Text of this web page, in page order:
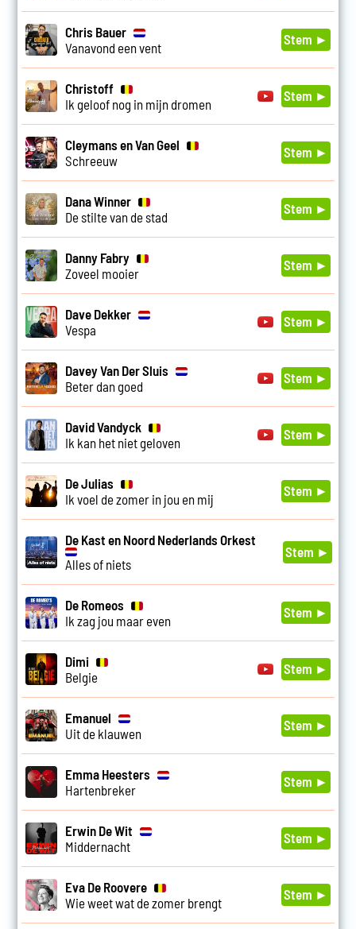
Chris Bauer
Vanavond een vent
Stem ►
Christoff
Ik geloof nog in mijn dromen
Stem ►
Cleymans en Van Geel
Schreeuw
Stem ►
Dana Winner
De stilte van de stad
Stem ►
Danny Fabry
Zoveel mooier
Stem ►
Dave Dekker
Vespa
Stem ►
Davey Van Der Sluis
Beter dan goed
Stem ►
David Vandyck
Ik kan het niet geloven
Stem ►
De Julias
Ik voel de zomer in jou en mij
Stem ►
De Kast en Noord Nederlands Orkest
Alles of niets
Stem ►
De Romeos
Ik zag jou maar even
Stem ►
Dimi
Belgie
Stem ►
Emanuel
Uit de klauwen
Stem ►
Emma Heesters
Hartenbreker
Stem ►
Erwin De Wit
Middernacht
Stem ►
Eva De Roovere
Wie weet wat de zomer brengt
Stem ►